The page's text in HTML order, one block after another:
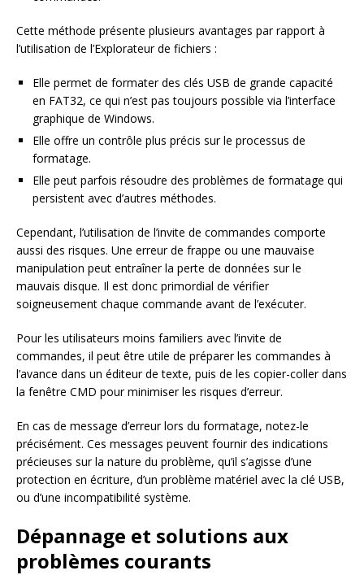
Cette méthode présente plusieurs avantages par rapport à
l’utilisation de l’Explorateur de fichiers :
Elle permet de formater des clés USB de grande capacité
en FAT32, ce qui n’est pas toujours possible via l’interface
graphique de Windows.
Elle offre un contrôle plus précis sur le processus de
formatage.
Elle peut parfois résoudre des problèmes de formatage qui
persistent avec d’autres méthodes.
Cependant, l’utilisation de l’invite de commandes comporte
aussi des risques. Une erreur de frappe ou une mauvaise
manipulation peut entraîner la perte de données sur le
mauvais disque. Il est donc primordial de vérifier
soigneusement chaque commande avant de l’exécuter.
Pour les utilisateurs moins familiers avec l’invite de
commandes, il peut être utile de préparer les commandes à
l’avance dans un éditeur de texte, puis de les copier-coller dans
la fenêtre CMD pour minimiser les risques d’erreur.
En cas de message d’erreur lors du formatage, notez-le
précisément. Ces messages peuvent fournir des indications
précieuses sur la nature du problème, qu’il s’agisse d’une
protection en écriture, d’un problème matériel avec la clé USB,
ou d’une incompatibilité système.
Dépannage et solutions aux
problèmes courants